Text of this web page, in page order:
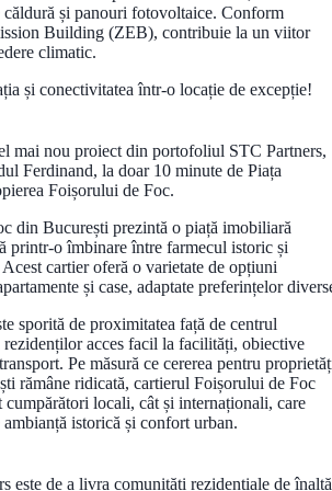
căldură și panouri fotovoltaice. Conform
Building (ZEB), contribuie la un viitor
climatic.
și conectivitatea într-o locație de excepție!
mai nou proiect din portofoliul STC Partners,
Ferdinand, la doar 10 minute de Piața
Foișorului de Foc.
din București prezintă o piață imobiliară
printr-o îmbinare între farmecul istoric și
cartier oferă o varietate de opțiuni
și case, adaptate preferințelor
sporită de proximitatea față de centrul
rezidenților acces facil la facilități, obiective
Pe măsură ce cererea pentru
rămâne ridicată, cartierul Foișorului de Foc
cumpărători locali, cât și internaționali, care
istorică și confort urban.
este de a livra comunități rezidențiale de înaltă